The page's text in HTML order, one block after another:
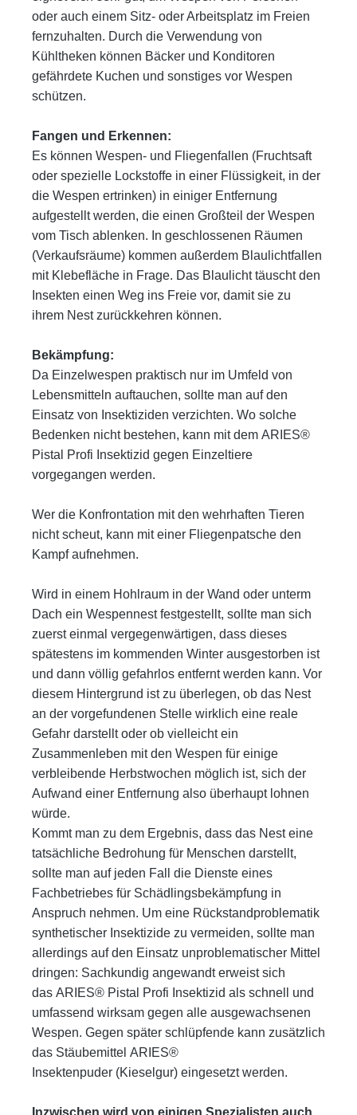
oder auch einem Sitz- oder Arbeitsplatz im Freien
fernzuhalten. Durch die Verwendung von
Kühltheken können Bäcker und Konditoren
gefährdete Kuchen und sonstiges vor Wespen
schützen.
Fangen und Erkennen:
Es können Wespen- und Fliegenfallen (Fruchtsaft
oder spezielle Lockstoffe in einer Flüssigkeit, in der
die Wespen ertrinken) in einiger Entfernung
aufgestellt werden, die einen Großteil der Wespen
vom Tisch ablenken. In geschlossenen Räumen
(Verkaufsräume) kommen außerdem Blaulichtfallen
mit Klebefläche in Frage. Das Blaulicht täuscht den
Insekten einen Weg ins Freie vor, damit sie zu
ihrem Nest zurückkehren können.
Bekämpfung:
Da Einzelwespen praktisch nur im Umfeld von
Lebensmitteln auftauchen, sollte man auf den
Einsatz von Insektiziden verzichten. Wo solche
Bedenken nicht bestehen, kann mit dem ARIES®
Pistal Profi Insektizid gegen Einzeltiere
vorgegangen werden.
Wer die Konfrontation mit den wehrhaften Tieren
nicht scheut, kann mit einer Fliegenpatsche den
Kampf aufnehmen.
Wird in einem Hohlraum in der Wand oder unterm
Dach ein Wespennest festgestellt, sollte man sich
zuerst einmal vergegenwärtigen, dass dieses
spätestens im kommenden Winter ausgestorben ist
und dann völlig gefahrlos entfernt werden kann. Vor
diesem Hintergrund ist zu überlegen, ob das Nest
an der vorgefundenen Stelle wirklich eine reale
Gefahr darstellt oder ob vielleicht ein
Zusammenleben mit den Wespen für einige
verbleibende Herbstwochen möglich ist, sich der
Aufwand einer Entfernung also überhaupt lohnen
würde.
Kommt man zu dem Ergebnis, dass das Nest eine
tatsächliche Bedrohung für Menschen darstellt,
sollte man auf jeden Fall die Dienste eines
Fachbetriebes für Schädlingsbekämpfung in
Anspruch nehmen. Um eine Rückstandproblematik
synthetischer Insektizide zu vermeiden, sollte man
allerdings auf den Einsatz unproblematischer Mittel
dringen: Sachkundig angewandterweist sich
das ARIES® Pistal Profi Insektizid als schnell und
umfassend wirksam gegen alle ausgewachsenen
Wespen. Gegen später schlüpfende kann zusätzlich
das Stäubemittel ARIES®
Insektenpuder (Kieselgur) eingesetzt werden.